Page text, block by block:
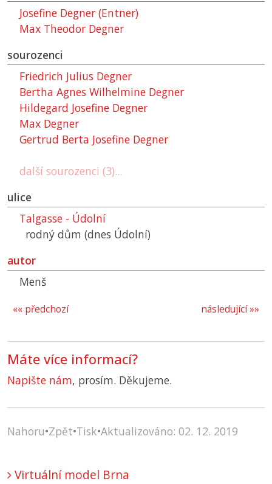
Josefine Degner (Entner)
Max Theodor Degner
sourozenci
Friedrich Julius Degner
Bertha Agnes Wilhelmine Degner
Hildegard Josefine Degner
Max Degner
Gertrud Berta Josefine Degner
další sourozenci (3)...
ulice
Talgasse - Údolní
rodný dům (dnes Údolní)
autor
Menš
následující »»
«« předchozí
Máte více informací?
Napište nám, prosím. Děkujeme.
Nahoru•Zpět•Tisk•Aktualizováno: 02. 12. 2019
Virtuální model Brna